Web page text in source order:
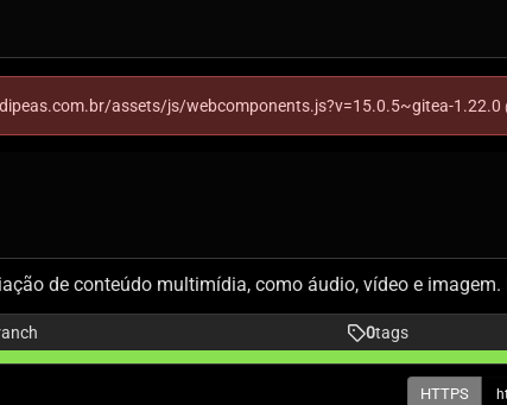
assets/js/webcomponents.js?v=15.0.5~gitea-1.22.0
de conteúdo multimídia, como áudio, vídeo e imagem.
0tags
HTTPS